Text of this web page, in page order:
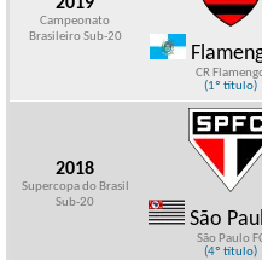
Campeonato
Brasileiro Sub-20
CR
(1º título)
2018
Supercopa do Brasil
Sub-20
São
São Paulo
(4º título)